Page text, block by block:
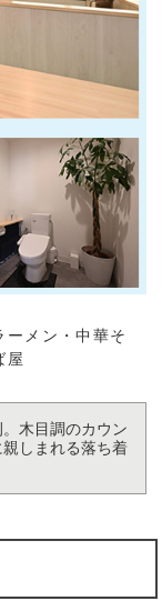
ーメン・中華そ
屋
木目調のカウン
しまれる落ち着